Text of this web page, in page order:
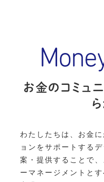
お金のコミュ
わたしたちは、お金
ョンをサポートする
案・提供することで
ーマネージメントと